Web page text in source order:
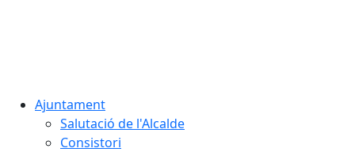
Ajuntament
Salutació de l'Alcalde
Consistori